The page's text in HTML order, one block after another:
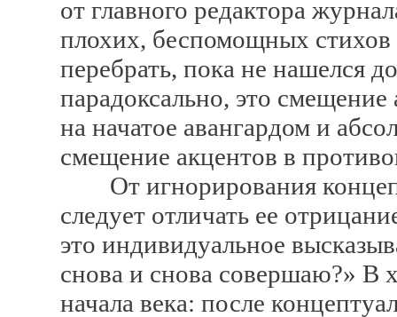
от главного редактора
плохих, беспомощных
перебрать, пока не нашелся
парадоксально, это
на начатое авангардом и
смещение акцентов в
От игнорирования
следует отличать ее
это индивидуальное
снова и снова совершаю?» В
начала века: после